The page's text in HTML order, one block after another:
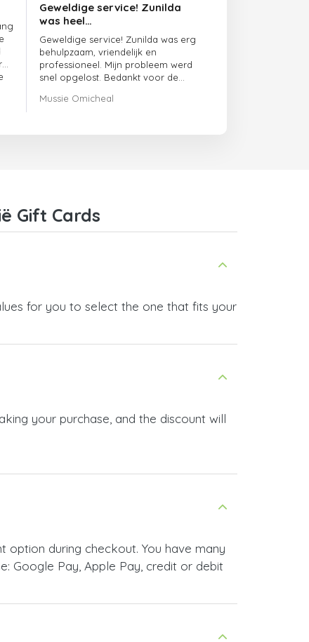
Geweldige service! Zunilda
was heel…
Geweldige service! Zunilda was erg
behulpzaam, vriendelijk en
professioneel. Mijn probleem werd
snel opgelost. Bedankt voor de
Mussie Omicheal
Gift Cards
for you to select the one that fits your
your purchase, and the discount will
during checkout. You have many
Google Pay, Apple Pay, credit or debit